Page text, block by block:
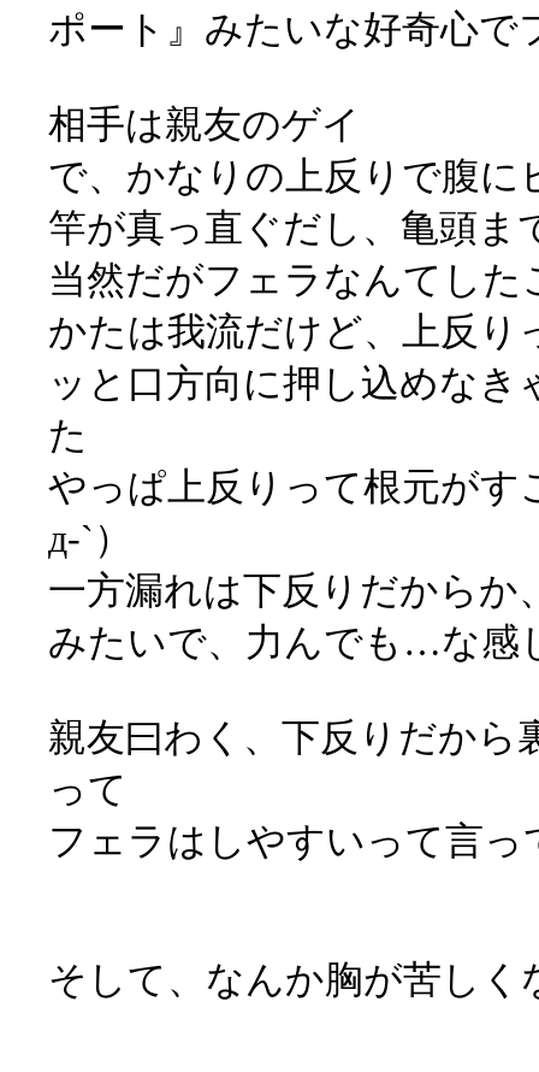
ポート』みたいな好奇心で
相手は親友のゲイ
で、かなりの上反りで腹
竿が真っ直ぐだし、亀頭ま
当然だがフェラなんてし
かたは我流だけど、上反
ッと口方向に押し込めな
た
やっぱ上反りって根元がす
д-`）
一方漏れは下反りだからか
みたいで、力んでも…な感
親友曰わく、下反りだから
って
フェラはしやすいって言っ
そして、なんか胸が苦しく